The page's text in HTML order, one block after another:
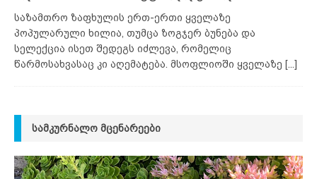
საზამთრო ზაფხულის ერთ-ერთი ყველაზე
პოპულარული ხილია, თუმცა ზოგჯერ ბუნება და
სელექცია ისეთ შედეგს იძლევა, რომელიც
წარმოსახვასაც კი აღემატება. მსოფლიოში ყველაზე [...]
ᲡᲐᲛᲙᲣᲠᲜᲐᲚᲝ ᲛᲪᲔᲜᲐᲠᲔᲔᲑᲘ